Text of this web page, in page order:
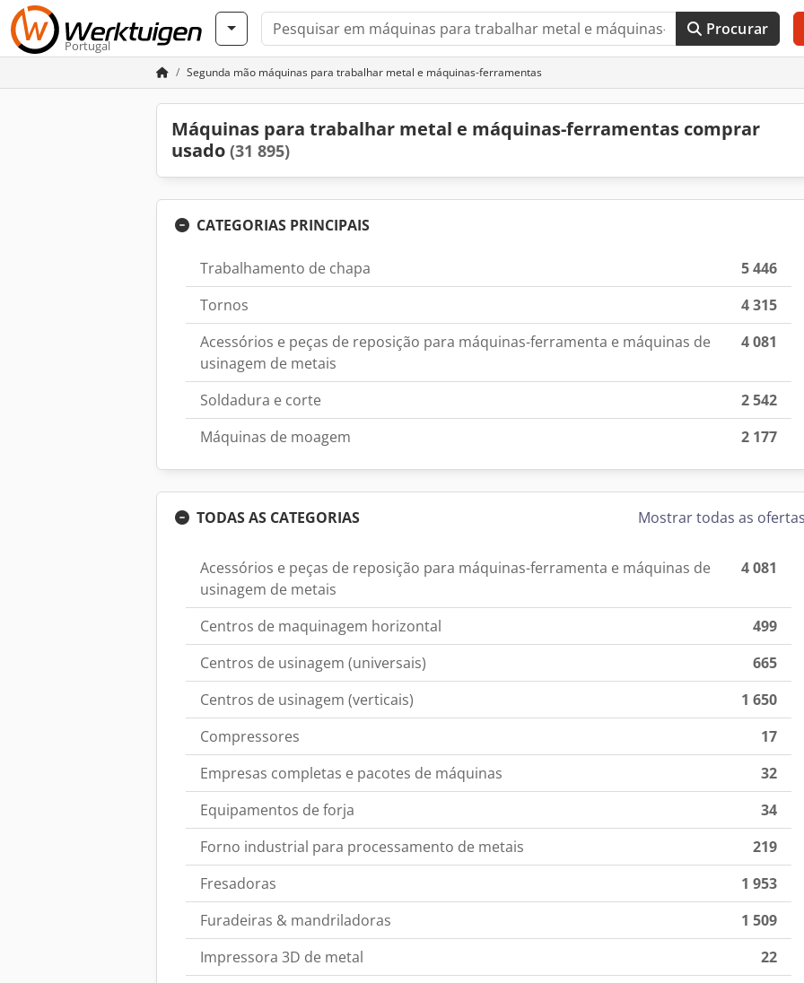
Portugal
Procurar
Segunda mão máquinas para trabalhar metal e máquinas-ferramentas
Máquinas para trabalhar metal e máquinas-ferramentas comprar
usado (31 895)
CATEGORIAS PRINCIPAIS
Trabalhamento de chapa
5 446
Tornos
4 315
Acessórios e peças de reposição para máquinas-ferramenta e máquinas de
usinagem de metais
4 081
Soldadura e corte
2 542
Máquinas de moagem
2 177
TODAS AS CATEGORIAS Mostrar todas as
Acessórios e peças de reposição para máquinas-ferramenta e máquinas de
usinagem de metais
4 081
Centros de maquinagem horizontal
499
Centros de usinagem (universais)
665
Centros de usinagem (verticais)
1 650
Compressores
17
Empresas completas e pacotes de máquinas
32
Equipamentos de forja
34
Forno industrial para processamento de metais
219
Fresadoras
1 953
Furadeiras & mandriladoras
1 509
Impressora 3D de metal
22